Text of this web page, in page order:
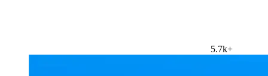
5.7k+